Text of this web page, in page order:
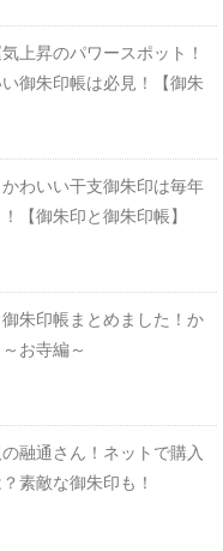
上昇のパワースポット！
御朱印帳は必見！【御朱
わいい干支御朱印は毎年
【御朱印と御朱印帳】
朱印帳まとめました！か
お寺編～
融通さん！ネットで購入
素敵な御朱印も！